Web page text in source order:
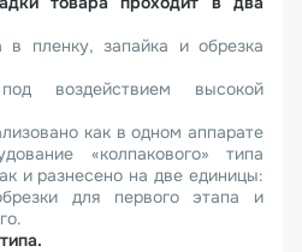
в пленку, запайка и обрезка
воздействием высокой
как в одном аппарате
«колпакового» типа
и разнесено на две единицы:
для первого этапа и